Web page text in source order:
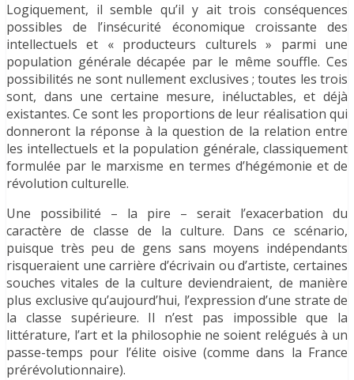
Logiquement, il semble qu’il y ait trois conséquences
possibles de l’insécurité économique croissante des
intellectuels et « producteurs culturels » parmi une
population générale décapée par le même souffle. Ces
possibilités ne sont nullement exclusives ; toutes les trois
sont, dans une certaine mesure, inéluctables, et déjà
existantes. Ce sont les proportions de leur réalisation qui
donneront la réponse à la question de la relation entre
les intellectuels et la population générale, classiquement
formulée par le marxisme en termes d’hégémonie et de
révolution culturelle.
Une possibilité – la pire – serait l’exacerbation du
caractère de classe de la culture. Dans ce scénario,
puisque très peu de gens sans moyens indépendants
risqueraient une carrière d’écrivain ou d’artiste, certaines
souches vitales de la culture deviendraient, de manière
plus exclusive qu’aujourd’hui, l’expression d’une strate de
la classe supérieure. Il n’est pas impossible que la
littérature, l’art et la philosophie ne soient relégués à un
passe-temps pour l’élite oisive (comme dans la France
prérévolutionnaire).